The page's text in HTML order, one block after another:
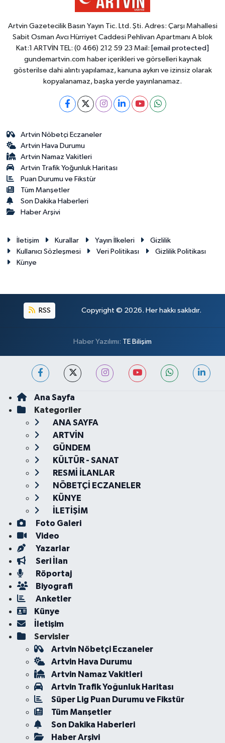
Artvin Gazetecilik Basın Yayın Tic. Ltd. Şti. Adres: Çarşı Mahallesi
Sabit Osman Avcı Hürriyet Caddesi Pehlivan Apartmanı A blok
Kat:1 ARTVİN TEL: (0 466) 212 59 23 Mail: [email protected]
gundemartvin.com haber içerikleri ve görselleri kaynak
gösterilse dahi alıntı yapılamaz, kanuna aykırı ve izinsiz olarak
kopyalanamaz, başka yerde yayınlanamaz.
Artvin Nöbetçi Eczaneler
Artvin Hava Durumu
Artvin Namaz Vakitleri
Artvin Trafik Yoğunluk Haritası
Puan Durumu ve Fikstür
Tüm Manşetler
Son Dakika Haberleri
Haber Arşivi
İletişim Kurallar Yayın İlkeleri
Gizlilik
Kullanıcı Sözleşmesi
Veri Politikası
Gizlilik Politikası
Künye
RSS Copyright © 2026. Her hakkı saklıdır.
Haber Yazılımı: TE Bilişim
Ana Sayfa
Kategoriler
ANA SAYFA
ARTVİN
GÜNDEM
KÜLTÜR - SANAT
RESMİ İLANLAR
NÖBETÇİ ECZANELER
KÜNYE
İLETİŞİM
Foto Galeri
Video
Yazarlar
Seri İlan
Röportaj
Biyografi
Anketler
Künye
İletişim
Servisler
Artvin Nöbetçi Eczaneler
Artvin Hava Durumu
Artvin Namaz Vakitleri
Artvin Trafik Yoğunluk Haritası
Süper Lig Puan Durumu ve Fikstür
Tüm Manşetler
Son Dakika Haberleri
Haber Arşivi